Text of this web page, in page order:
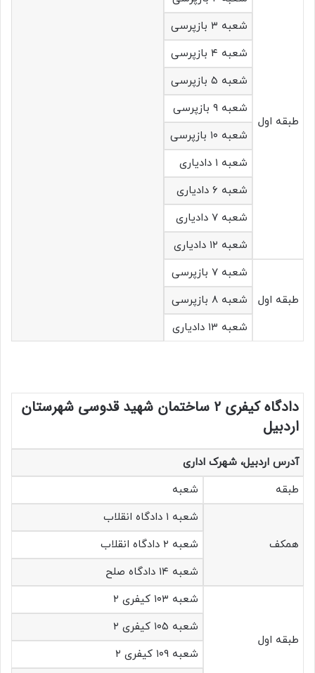
طبقه اول
شعبه ۳ بازپرسی
شعبه ۴ بازپرسی
شعبه ۵ بازپرسی
شعبه ۹ بازپرسی
شعبه ۱۰ بازپرسی
شعبه ۱ دادیاری
شعبه ۶ دادیاری
شعبه ۷ دادیاری
شعبه ۱۲ دادیاری
طبقه اول
شعبه ۷ بازپرسی
شعبه ۸ بازپرسی
شعبه ۱۳ دادیاری
دادگاه کیفری ۲ ساختمان شهید قدوسی شهرستان
اردبیل
آدرس اردبیل، شهرک اداری
طبقه
شعبه
همکف
شعبه ۱ دادگاه انقلاب
شعبه ۲ دادگاه انقلاب
شعبه ۱۴ دادگاه صلح
طبقه اول
شعبه ۱۰۳ کیفری ۲
شعبه ۱۰۵ کیفری ۲
شعبه ۱۰۹ کیفری ۲